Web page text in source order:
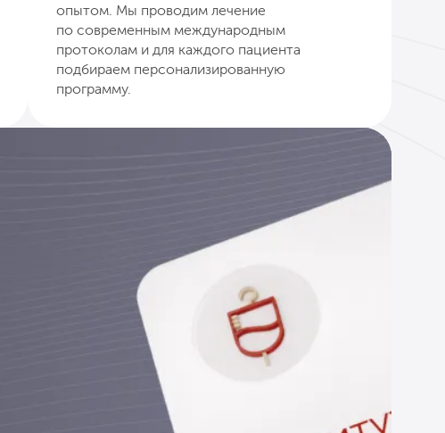
опытом. Мы проводим лечение
по современным международным
протоколам и для каждого пациента
подбираем персонализированную
программу.